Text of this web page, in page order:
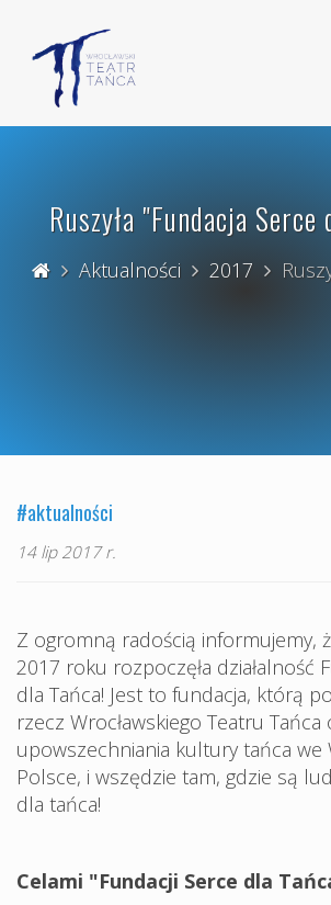
Ruszyła "Fundacja Serce
Aktualności 2017
#aktualności
14 lip 2017 r.
Z ogromną radością informujemy,
2017 roku rozpoczęła działalność
dla Tańca! Jest to fundacja, którą
rzecz Wrocławskiego Teatru
upowszechniania kultury tańca we
Polsce, i wszędzie tam, gdzie są
dla tańca!
Celami "Fundacji Serce dla